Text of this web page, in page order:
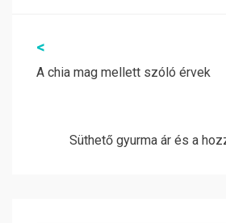
Bejegyzés
navigáció
<
A chia mag mellett szóló érvek
Süthető gyurma ár és a